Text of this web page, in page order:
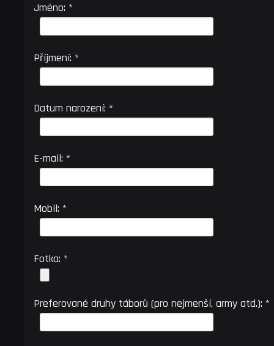
Jméno: *
Příjmení: *
Datum narození: *
E-mail: *
Mobil: *
Fotka: *
Preferované druhy táborů (pro nejmenší, army atd.): *